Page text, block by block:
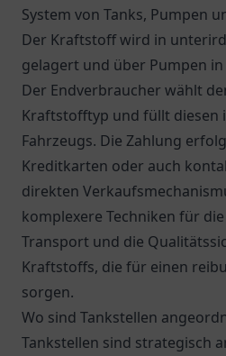
System von Tanks, Pumpen
Der Kraftstoff wird in
gelagert und über Pumpen
Der Endverbraucher wählt
Kraftstofftyp und füllt diesen
Fahrzeugs. Die Zahlung
Kreditkarten oder auch
direkten
komplexere Techniken für
Transport und die
Kraftstoffs, die für einen
sorgen.
Wo sind Tankstellen
Tankstellen sind strategisch